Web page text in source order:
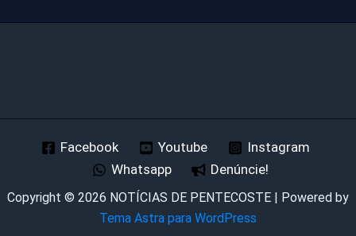
Facebook Youtube
Instagram
Whatsapp
Denúncie!
Copyright © 2026 NOTÍCIAS DE PENTECOSTE | Powered by
Tema Astra para WordPress